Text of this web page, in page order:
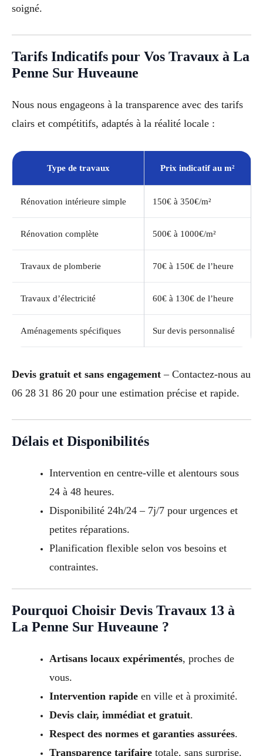
soigné.
Tarifs Indicatifs pour Vos Travaux à La
Penne Sur Huveaune
Nous nous engageons à la transparence avec des tarifs
clairs et compétitifs, adaptés à la réalité locale :
Type de travaux Prix indicatif au m²
Rénovation intérieure simple 150€ à 350€/m²
Rénovation complète 500€ à 1000€/m²
Travaux de plomberie 70€ à 150€ de l’heure
Travaux d’électricité 60€ à 130€ de l’heure
Aménagements spécifiques Sur devis personnalisé
Devis gratuit et sans engagement – Contactez-nous au
06 28 31 86 20 pour une estimation précise et rapide.
Délais et Disponibilités
Intervention en centre-ville et alentours sous
24 à 48 heures.
Disponibilité 24h/24 – 7j/7 pour urgences et
petites réparations.
Planification flexible selon vos besoins et
contraintes.
Pourquoi Choisir Devis Travaux 13 à
La Penne Sur Huveaune ?
Artisans locaux expérimentés, proches de
vous.
Intervention rapideen ville et à proximité.
Devis clair, immédiat et gratuit.
Respect des normes et garanties assurées.
Transparence tarifairetotale, sans surprise.